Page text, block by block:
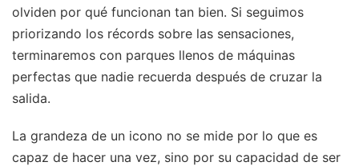
olviden por qué funcionan tan bien. Si seguimos
priorizando los récords sobre las sensaciones,
terminaremos con parques llenos de máquinas
perfectas que nadie recuerda después de cruzar la
salida.
La grandeza de un icono no se mide por lo que es
capaz de hacer una vez, sino por su capacidad de ser